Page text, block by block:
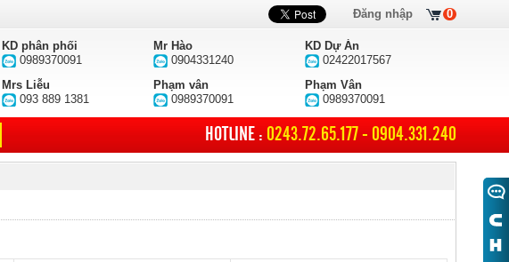
KD phân phối
0989370091
Mr Hào
0904331240
KD Dự Án
02422017567
Mrs Liễu
093 889 1381
Phạm vân
0989370091
Phạm Vân
0989370091
HOTLINE : 0243.72.65.177 - 0904.331.240
0
Đăng nhập